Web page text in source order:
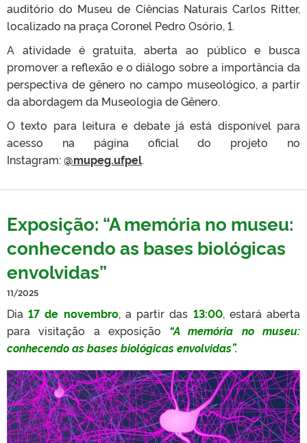
auditório do Museu de Ciências Naturais Carlos Ritter,
localizado na praça Coronel Pedro Osório, 1.
A atividade é gratuita, aberta ao público e busca
promover a reflexão e o diálogo sobre a importância da
perspectiva de gênero no campo museológico, a partir
da abordagem da Museologia de Gênero.
O texto para leitura e debate já está disponível para
acesso na página oficial do projeto no
Instagram:@mupeg.ufpel.
Exposição: “A memória no museu:
conhecendo as bases biológicas
envolvidas”
11/2025
Dia17 de novembro,a partir das 13:00, estará aberta
para visitação a exposição
“A memória no museu:
conhecendo as bases biológicas envolvidas”.